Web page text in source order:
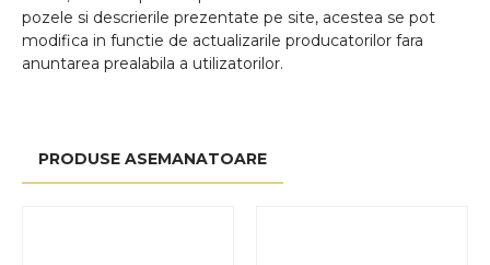
pozele si descrierile prezentate pe site, acestea se pot
modifica in functie de actualizarile producatorilor fara
anuntarea prealabila a utilizatorilor.
PRODUSE ASEMANATOARE